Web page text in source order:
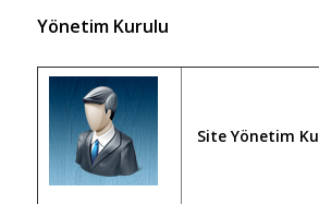
Yönetim Kurulu
Site Yönetim